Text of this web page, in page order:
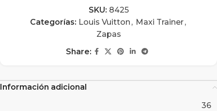
SKU: 8425
Categorías: Louis Vuitton , Maxi Trainer,
Zapas
Share:
Información adicional
36